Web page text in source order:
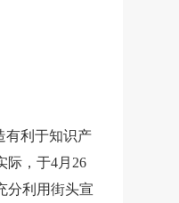
有利于知识产
际，于4月26
分利用街头宣